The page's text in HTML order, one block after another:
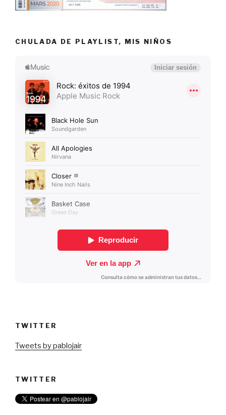
CHULADA DE PLAYLIST, MIS NIÑOS
TWITTER
Tweets by pablojair
TWITTER